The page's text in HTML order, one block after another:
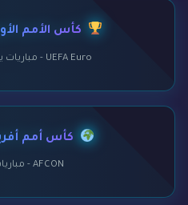
كأس الأمم
UEFA Euro - مباريات يورو بث مباشر HD
كأس أمم
AFCON - مباريات الكان HD